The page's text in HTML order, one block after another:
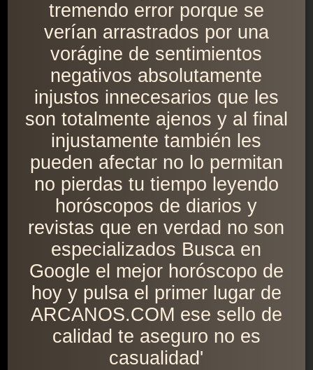
tremendo error porque se
verían arrastrados por una
vorágine de sentimientos
negativos absolutamente
injustos innecesarios que les
son totalmente ajenos y al final
injustamente también les
pueden afectar no lo permitan
no pierdas tu tiempo leyendo
horóscopos de diarios y
revistas que en verdad no son
especializados Busca en
Google el mejor horóscopo de
hoy y pulsa el primer lugar de
ARCANOS.COM ese sello de
calidad te aseguro no es
casualidad'